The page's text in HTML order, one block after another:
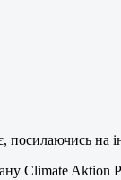
на
Climate Aktion